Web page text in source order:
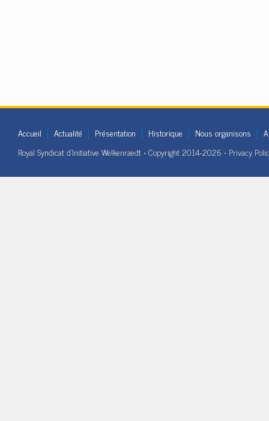
Accueil Actualité Présentation Historique Nous organisons
Royal Syndicat d'Initiative Welkenraedt • Copyright 2014-2026 • Privacy